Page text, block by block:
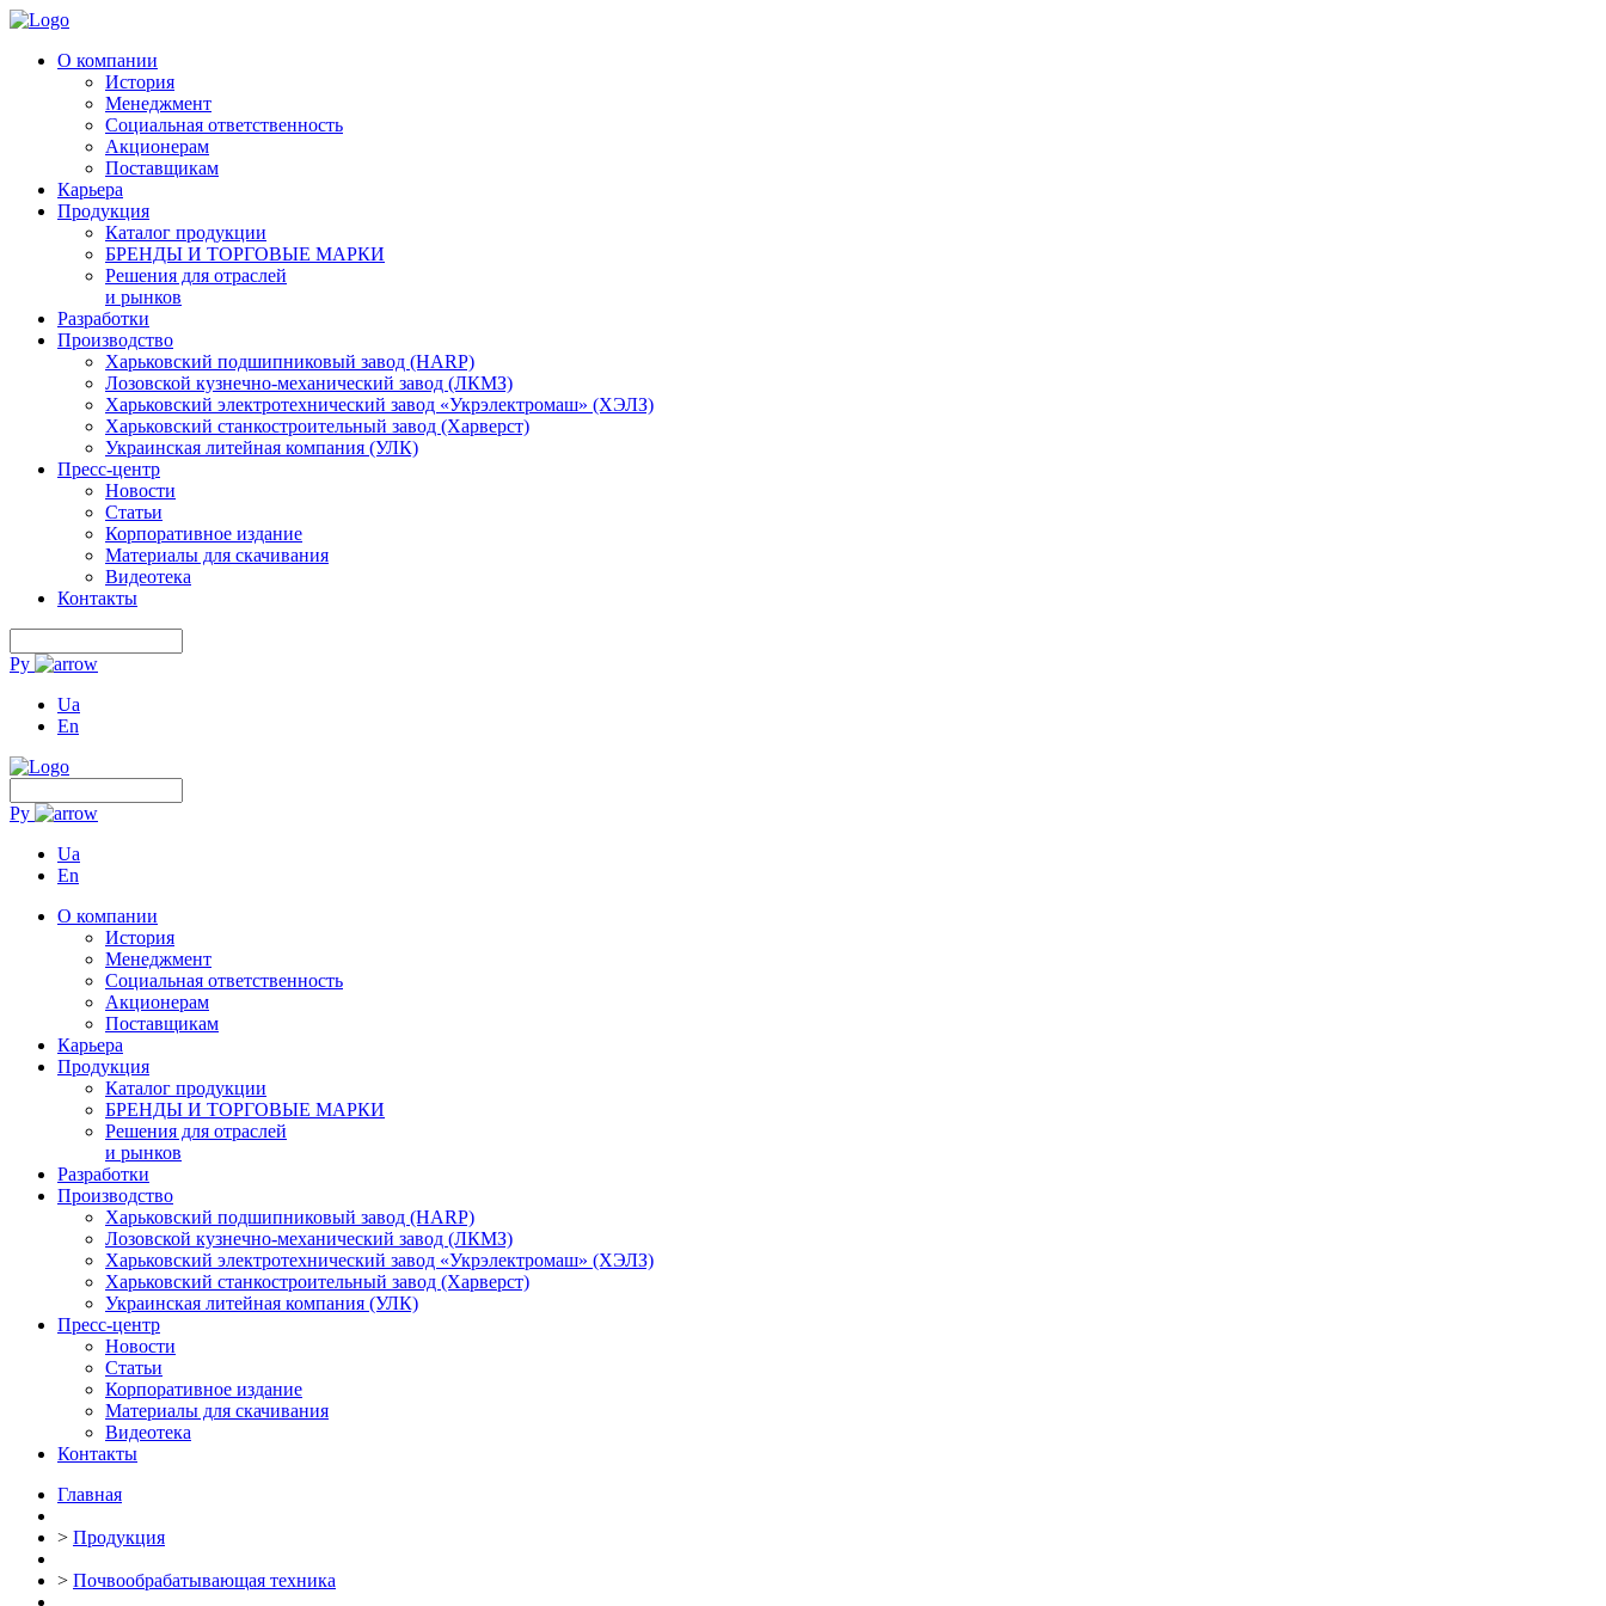
О компании
История
Менеджмент
Социальная ответственность
Акционерам
Поставщикам
Карьера
Продукция
Каталог продукции
БРЕНДЫ И ТОРГОВЫЕ МАРКИ
Решения для отраслей
и рынков
Разработки
Производство
Харьковский подшипниковый завод (HARP)
Лозовской кузнечно-механический завод (ЛКМЗ)
Харьковский электротехнический завод «Укрэлектромаш» (ХЭЛЗ)
Харьковский станкостроительный завод (Харверст)
Украинская литейная компания (УЛК)
Пресс-центр
Новости
Статьи
Корпоративное издание
Материалы для скачивания
Видеотека
Контакты
Ру
Ua
En
Ру
Ua
En
О компании
История
Менеджмент
Социальная ответственность
Акционерам
Поставщикам
Карьера
Продукция
Каталог продукции
БРЕНДЫ И ТОРГОВЫЕ МАРКИ
Решения для отраслей
и рынков
Разработки
Производство
Харьковский подшипниковый завод (HARP)
Лозовской кузнечно-механический завод (ЛКМЗ)
Харьковский электротехнический завод «Укрэлектромаш» (ХЭЛЗ)
Харьковский станкостроительный завод (Харверст)
Украинская литейная компания (УЛК)
Пресс-центр
Новости
Статьи
Корпоративное издание
Материалы для скачивания
Видеотека
Контакты
Главная
> Продукция
> Почвообрабатывающая техника